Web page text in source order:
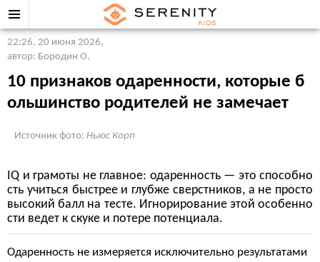
22:26, 20 июня 2026,
автор: Бородин О.
10 признаков одаренности, которые б
ольшинство родителей не замечает
Источник фото: Ньюс Корп
IQ и грамоты не главное: одаренность — это способно
сть учиться быстрее и глубже сверстников, а не просто
высокий балл на тесте. Игнорирование этой особенно
сти ведет к скуке и потере потенциала.
Одаренность не измеряется исключительно результатами